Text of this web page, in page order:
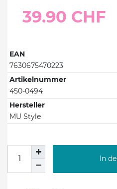
39.90 CHF
EAN
7630675470223
Artikelnummer
450-0494
Hersteller
MU Style
In